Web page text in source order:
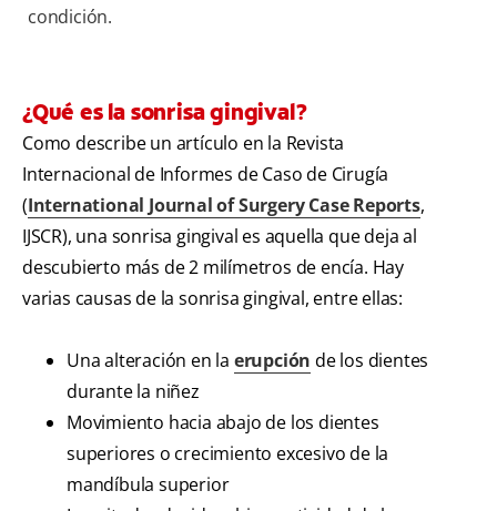
condición.
¿Qué es la sonrisa gingival?
Como describe un artículo en la Revista
Internacional de Informes de Caso de Cirugía
(International Journal of Surgery Case Reports,
IJSCR), una sonrisa gingival es aquella que deja al
descubierto más de 2 milímetros de encía. Hay
varias causas de la sonrisa gingival, entre ellas:
Una alteración en la erupción de los dientes
durante la niñez
Movimiento hacia abajo de los dientes
superiores o crecimiento excesivo de la
mandíbula superior